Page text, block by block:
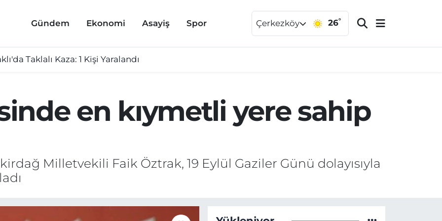
Gündem Ekonomi Asayiş Spor Çerkezköy 26°
Taklalı Kaza: 1 Kişi Yaralandı
en kıymetli yere sahip
Milletvekili Faik Öztrak, 19 Eylül Gaziler Günü dolayısıyla